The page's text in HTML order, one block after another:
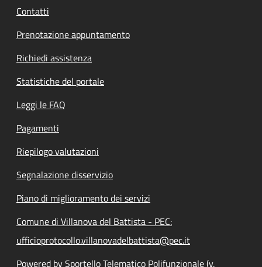
Contatti
Prenotazione appuntamento
Richiedi assistenza
Statistiche del portale
Leggi le FAQ
Pagamenti
Riepilogo valutazioni
Segnalazione disservizio
Piano di miglioramento dei servizi
Comune di Villanova del Battista - PEC:
ufficioprotocollo.villanovadelbattista@pec.it
Powered by Sportello Telematico Polifunzionale (v.